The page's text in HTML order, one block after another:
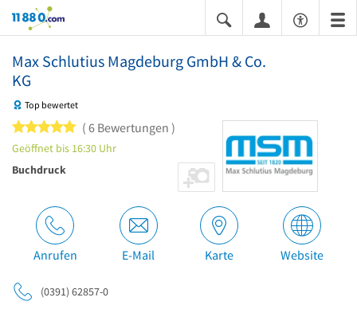
11880.com
Max Schlutius Magdeburg GmbH & Co.
KG
Top bewertet
5 von 5 Sternen
6 Bewertungen
Geöffnet bis 16:30 Uhr
Buchdruck
Anrufen E-Mail Karte Website
(0391) 62857-0